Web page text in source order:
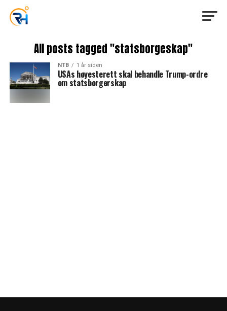
All posts tagged "statsborgeskap"
NTB 1 år siden
USAs høyesterett skal behandle Trump-ordre
om statsborgerskap